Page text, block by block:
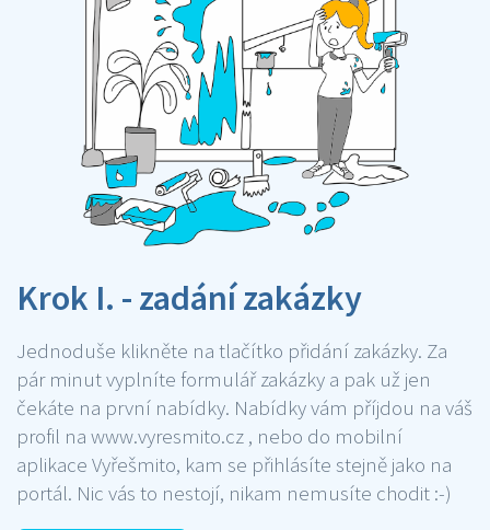
Krok I. - zadání zakázky
Jednoduše klikněte na tlačítko přidání zakázky. Za
pár minut vyplníte formulář zakázky a pak už jen
čekáte na první nabídky. Nabídky vám příjdou na váš
profil na www.vyresmito.cz , nebo do mobilní
aplikace Vyřešmito, kam se přihlásíte stejně jako na
portál. Nic vás to nestojí, nikam nemusíte chodit :-)